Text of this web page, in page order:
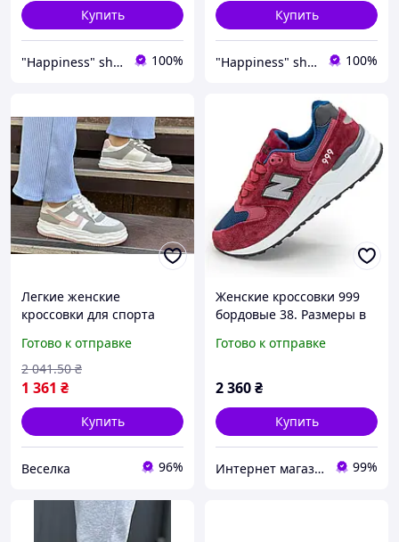
Купить
"Happiness" shop 100%
Купить
"Happiness" shop 100%
Легкие женские
кроссовки для спорта
амортизацией и удобной
подошвой 36 38 размер
FLAME
Готово к отправке
1 361 ₴
2 041.50 ₴
Купить
Веселка 96%
Женские кроссовки 999
бордовые 38. Размеры в
Готово к отправке
2 360₴
Купить
Интернет магазин обуви I love my shoes 99%